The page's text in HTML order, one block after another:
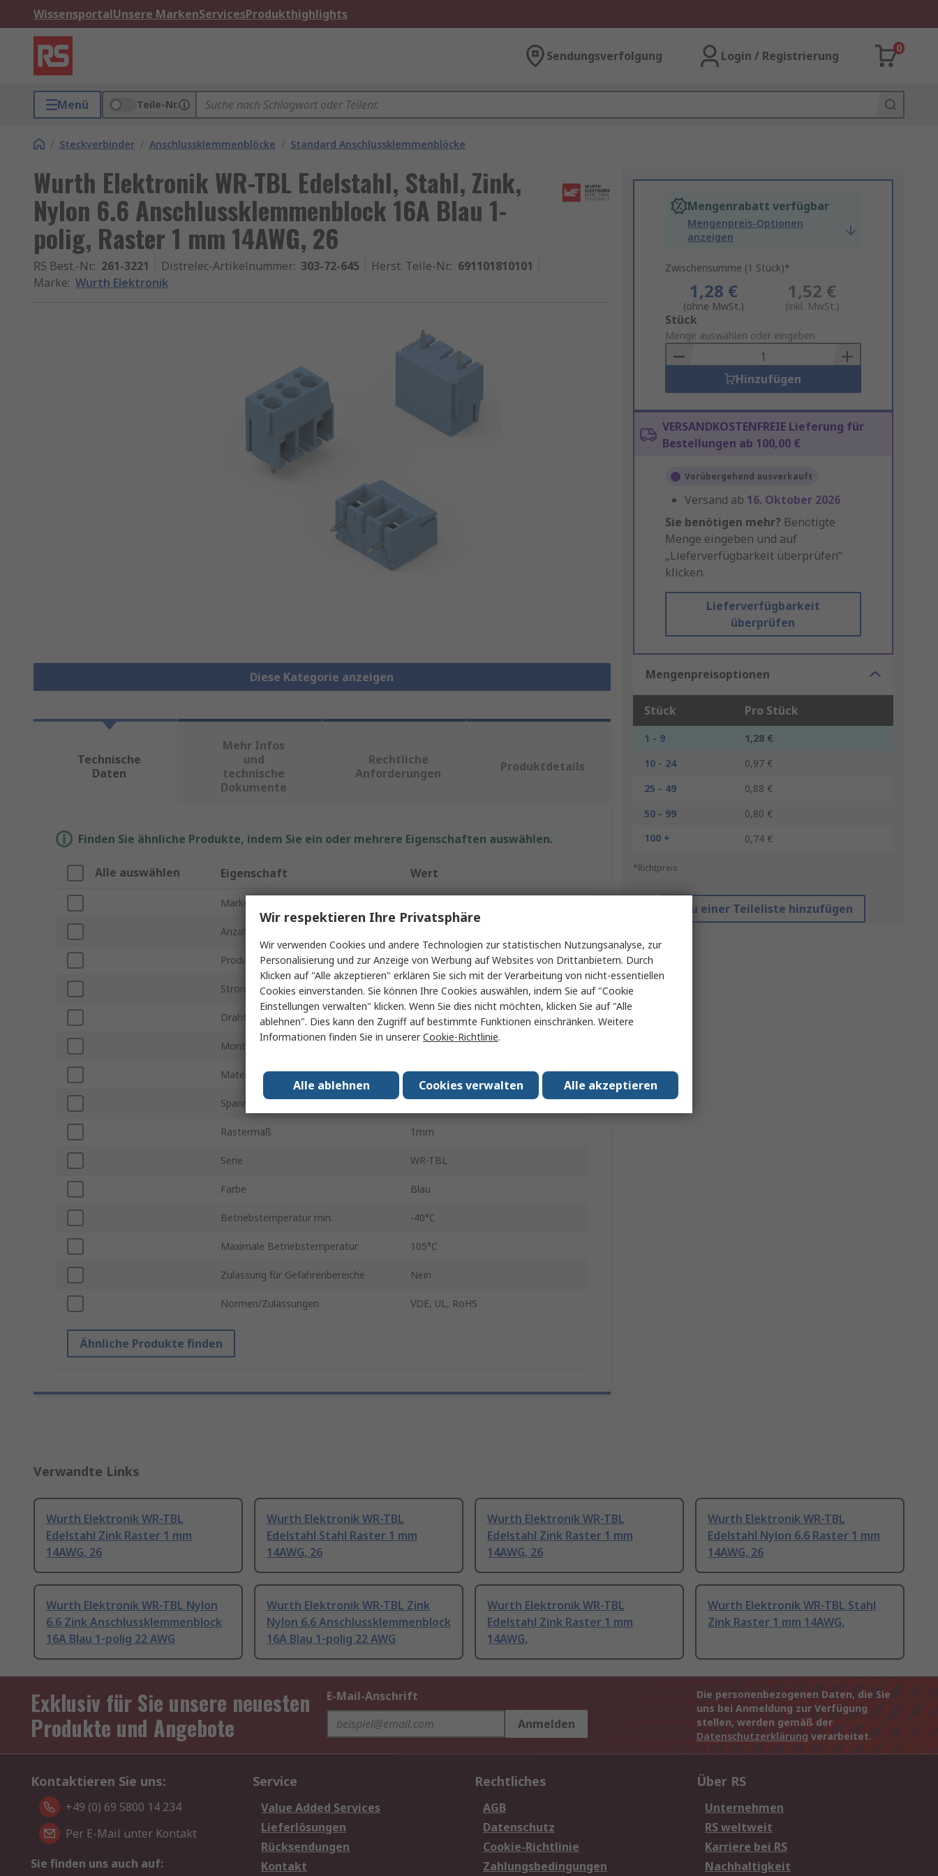
WissensportalUnsere MarkenServicesProdukthighlights
Sendungsverfolgung Login / Registrierung
0
Menü Teile-Nr.
/ Steckverbinder / Anschlussklemmenblöcke / Standard Anschlussklemmenblöcke
Wurth Elektronik WR-TBL Edelstahl, Stahl, Zink,
Nylon 6.6 Anschlussklemmenblock 16A Blau 1-
polig, Raster 1 mm 14AWG, 26
RS Best.-Nr.: 261-3221 Distrelec-Artikelnummer: 303-72-645 Herst. Teile-Nr.: 691101810101
Marke: Wurth Elektronik
Diese Kategorie anzeigen
Mengenrabatt verfügbar
Mengenpreis-Optionen
anzeigen
Zwischensumme (1 Stück)*
1,28 €
(ohne MwSt.)
1,52 €
(inkl. MwSt.)
Add
to
Basket
Stück
Menge auswählen oder eingeben
Hinzufügen
VERSANDKOSTENFREIE Lieferung für
Bestellungen ab 100,00 €
Vorübergehend ausverkauft
Versand ab 16. Oktober 2026
Sie benötigen mehr? Benötigte
Menge eingeben und auf
„Lieferverfügbarkeit überprüfen“
klicken.
Lieferverfügbarkeit
überprüfen
Mengenpreisoptionen
Stück Pro Stück
1 - 9
1,28 €
10 - 24
0,97 €
25 - 49
0,88 €
50 - 99
0,80 €
100 +
0,74 €
*Richtpreis
Zu einer Teileliste hinzufügen
Technische
Daten
Mehr Infos
und
technische
Dokumente
Rechtliche
Anforderungen
Produktdetails
Finden Sie ähnliche Produkte, indem Sie ein oder mehrere Eigenschaften auswählen.
Alle auswählen Eigenschaft Wert
Marke
Anzahl der Klemmen
Produkt Typ Anschlussklemmenblock
Stromstärke 16A
Drahtgröße 14, 26AWG
Montageart Durchsteckmontage
Material Edelstahl, Stahl, Zink, Nylon 6.6
Spannung 250V
Rastermaß 1mm
Serie WR-TBL
Farbe Blau
Betriebstemperatur min. -40°C
Maximale Betriebstemperatur 105°C
Zulassung für Gefahrenbereiche Nein
Normen/Zulassungen VDE, UL, RoHS
Ähnliche Produkte finden
Verwandte Links
Wurth Elektronik WR-TBL
Edelstahl Zink Raster 1 mm
14AWG, 26
Wurth Elektronik WR-TBL
Edelstahl Stahl Raster 1 mm
14AWG, 26
Wurth Elektronik WR-TBL
Edelstahl Zink Raster 1 mm
14AWG, 26
Wurth Elektronik WR-TBL
Edelstahl Nylon 6.6 Raster 1 mm
14AWG, 26
Wurth Elektronik WR-TBL Nylon
6.6 Zink Anschlussklemmenblock
16A Blau 1-polig 22 AWG
Wurth Elektronik WR-TBL Zink
Nylon 6.6 Anschlussklemmenblock
16A Blau 1-polig 22 AWG
Wurth Elektronik WR-TBL
Edelstahl Zink Raster 1 mm
14AWG,
Wurth Elektronik WR-TBL Stahl
Zink Raster 1 mm 14AWG,
Exklusiv für Sie unsere neuesten
Produkte und Angebote
E-Mail-Anschrift
Anmelden
Die personenbezogenen Daten, die Sie
uns bei Anmeldung zur Verfügung
stellen, werden gemäß der
Datenschutzerklärung verarbeitet.
Kontaktieren Sie uns:
+49 (0) 69 5800 14 234
Per E-Mail unter Kontakt
Sie finden uns auch auf:
Service
Value Added Services
Lieferlösungen
Rücksendungen
Kontakt
Rechtliches
AGB
Datenschutz
Cookie-Richtlinie
Zahlungsbedingungen
Über RS
Unternehmen
RS weltweit
Karriere bei RS
Nachhaltigkeit
Wir respektieren Ihre Privatsphäre
Wir verwenden Cookies und andere Technologien zur statistischen Nutzungsanalyse, zur
Personalisierung und zur Anzeige von Werbung auf Websites von Drittanbietern. Durch
Klicken auf "Alle akzeptieren" erklären Sie sich mit der Verarbeitung von nicht-essentiellen
Cookies einverstanden. Sie können Ihre Cookies auswählen, indem Sie auf "Cookie
Einstellungen verwalten" klicken. Wenn Sie dies nicht möchten, klicken Sie auf "Alle
ablehnen". Dies kann den Zugriff auf bestimmte Funktionen einschränken. Weitere
Informationen finden Sie in unsererCookie-Richtlinie.
Alle akzeptieren
Cookies verwalten
Alle ablehnen